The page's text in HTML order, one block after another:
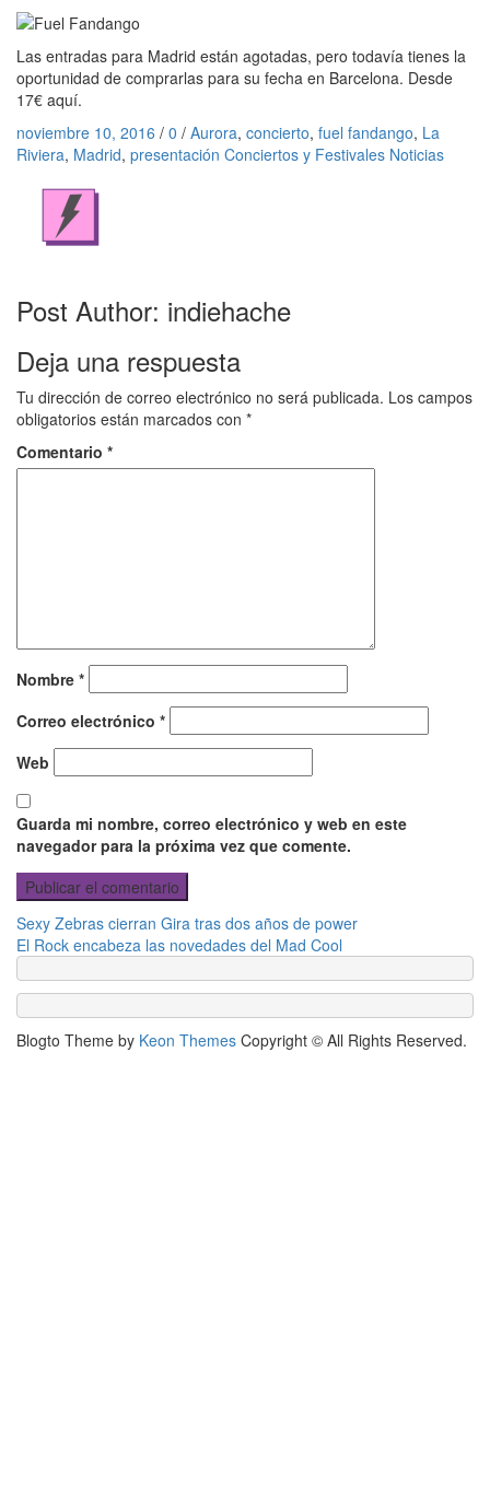
Las entradas para Madrid están agotadas, pero todavía tienes la
oportunidad de comprarlas para su fecha en Barcelona. Desde
17€ aquí.
Posted
on
noviembre 10, 2016 / 0 / Tags
Aurora, concierto, fuel fandango, La
Riviera, Madrid, presentación Categories
Conciertos y Festivales Noticias
Post Author: indiehache
Deja una respuesta
Tu dirección de correo electrónico no será publicada. Los campos
obligatorios están marcados con *
Comentario *
Nombre *
Correo electrónico *
Web
Guarda mi nombre, correo electrónico y web en este
navegador para la próxima vez que comente.
Navegación
de
entradas
Previous
Post
Sexy Zebras cierran Gira tras dos años de power
Next
Post
El Rock encabeza las novedades del Mad Cool
Blogto Theme by Keon Themes Copyright © All Rights Reserved.